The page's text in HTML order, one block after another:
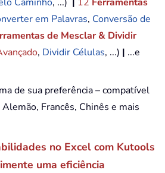
em Palavras, Conversão de
de Mesclar & Dividir
, Dividir Células, ...) | ...e
de sua preferência – compatível
Francês, Chinês e mais
no Excel com Kutools
uma eficiência